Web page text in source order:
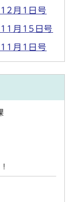
月1日号
月15日号
月1日号